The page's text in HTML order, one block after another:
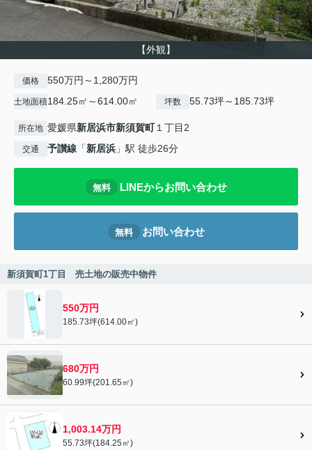
【外観】
価格 550万円～1,280万円
土地面積184.25㎡～614.00㎡ 坪数 55.73坪～185.73坪
所在地 愛媛県新居浜市新須賀町１丁目2
交通 予讃線 「新居浜 」駅 徒歩26分
無料 LINEからお問い合わせ
無料 お問い合わせ
新須賀町1丁目 売土地の販売中物件
550万円
185.73坪(614.00㎡)
680万円
60.99坪(201.65㎡)
1,003.14万円
55.73坪(184.25㎡)